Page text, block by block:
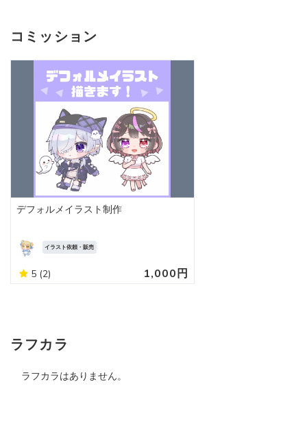
コミッション
デフォルメイラスト制作
イラスト依頼・販売
5 (2) 1,000円
ラフカラ
ラフカラはありません。